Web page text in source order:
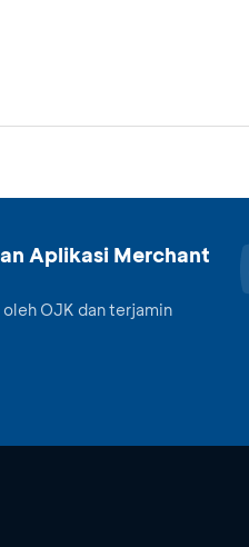
Aplikasi Merchant
OJK dan terjamin